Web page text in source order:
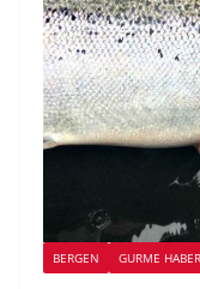
BERGEN GURME HABER